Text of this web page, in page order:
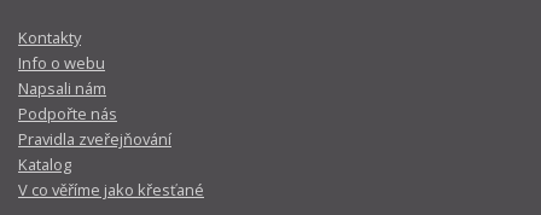
Kontakty
Info o webu
Napsali nám
Podpořte nás
Pravidla zveřejňování
Katalog
V co věříme jako křesťané